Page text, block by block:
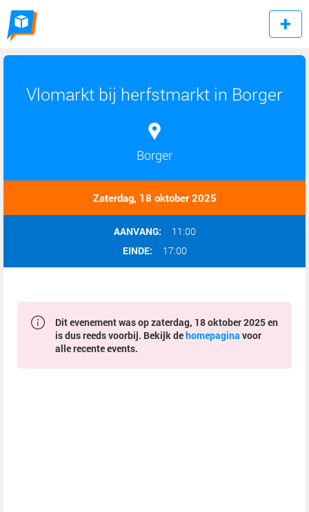
Vlomarkt bij herfstmarkt in Borger
Borger
Zaterdag, 18 oktober 2025
AANVANG:
11:00
EINDE:
17:00
Dit evenement was op zaterdag, 18 oktober 2025 en
is dus reeds voorbij. Bekijk dehomepagina voor
alle recente events.